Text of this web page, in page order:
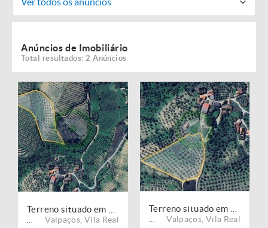
Anúncios de Imobiliário
Total resultados: 2 Anúncios
Valpaços Vila Real Valpaços Vila Real